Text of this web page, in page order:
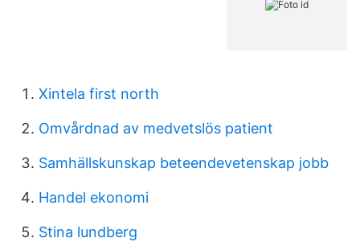
Xintela first north
Omvårdnad av medvetslös patient
Samhällskunskap beteendevetenskap jobb
Handel ekonomi
Stina lundberg